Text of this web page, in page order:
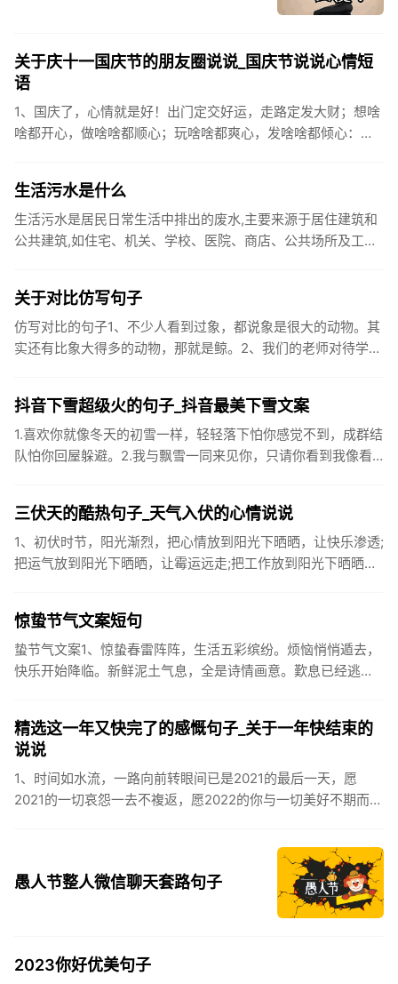
关于庆十一国庆节的朋友圈说说_国庆节说说心情短
语
1、国庆了，心情就是好！出门定交好运，走路定发大财；想啥
啥都开心，做啥啥都顺心；玩啥啥都爽心，发啥啥都倾心：祝
生活污水是什么
生活污水是居民日常生活中排出的废水,主要来源于居住建筑和
公共建筑,如住宅、机关、学校、医院、商店、公共场所及工业
关于对比仿写句子
仿写对比的句子1、不少人看到过象，都说象是很大的动物。其
实还有比象大得多的动物，那就是鲸。2、我们的老师对待学生
抖音下雪超级火的句子_抖音最美下雪文案
1.喜欢你就像冬天的初雪一样，轻轻落下怕你感觉不到，成群结
队怕你回屋躲避。2.我与飘雪一同来见你，只请你看到我像看
三伏天的酷热句子_天气入伏的心情说说
1、初伏时节，阳光渐烈，把心情放到阳光下晒晒，让快乐渗透;
把运气放到阳光下晒晒，让霉运远走;把工作放到阳光下晒晒，
惊蛰节气文案短句
蛰节气文案1、惊蛰春雷阵阵，生活五彩缤纷。烦恼悄悄遁去，
快乐开始降临。新鲜泥土气息，全是诗情画意。歎息已经逃
精选这一年又快完了的感慨句子_关于一年快结束的
说说
1、时间如水流，一路向前转眼间已是2021的最后一天，愿
2021的一切哀怨一去不複返，愿2022的你与一切美好不期而
愚人节整人微信聊天套路句子
2023你好优美句子